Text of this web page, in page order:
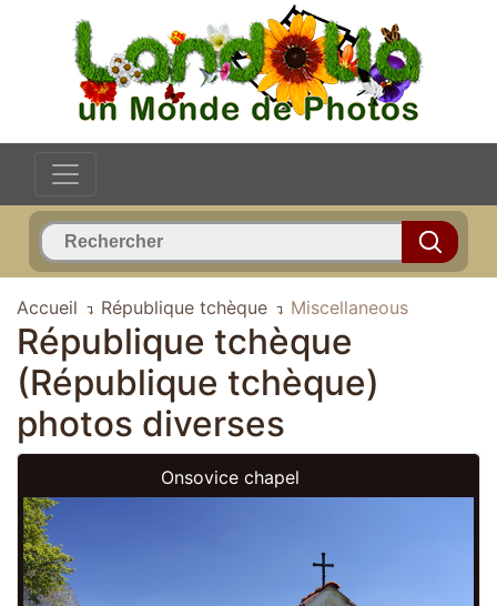
Accueil République tchèque Miscellaneous
République tchèque
(République tchèque)
photos diverses
Onsovice chapel